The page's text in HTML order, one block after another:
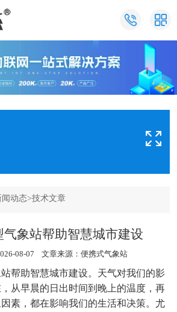
闻动态>技术文章
气象站帮助智慧城市建设
08-07 文章来源： 便携式气象站
帮助智慧城市建设。天气对我们的影
从早晨的日出时间到晚上的温度，再
素，都在影响我们的生活和决策。尤